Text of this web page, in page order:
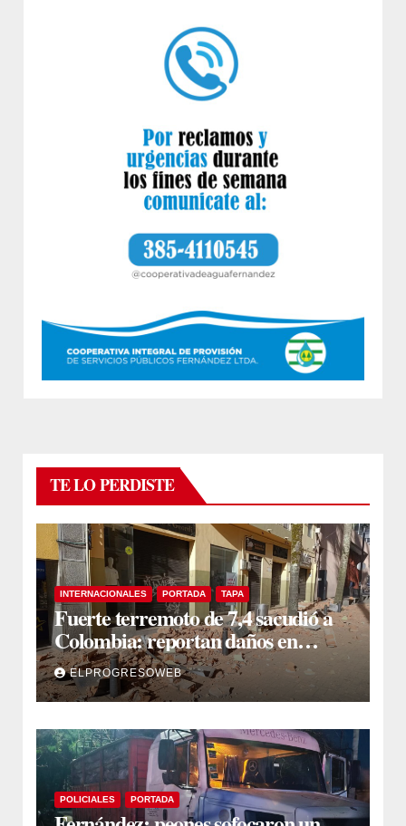
TE LO PERDISTE
INTERNACIONALES PORTADA TAPA
Fuerte terremoto de 7,4 sacudió a
Colombia: reportan daños en
edificios en Bogotá, Medellín y Cali
ELPROGRESOWEB
POLICIALES PORTADA